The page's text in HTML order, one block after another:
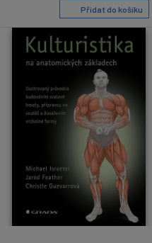
Přidat do košíku